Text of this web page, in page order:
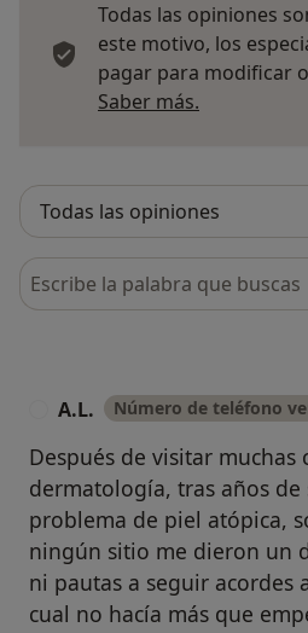
Todas las opiniones
este motivo, los
pagar para modificar
Saber más.
Busca en opiniones
A.L. Número de teléfono
Después de visitar muchas
dermatología, tras años
problema de piel atópica,
ningún sitio me dieron un
ni pautas a seguir acordes
cual no hacía más que